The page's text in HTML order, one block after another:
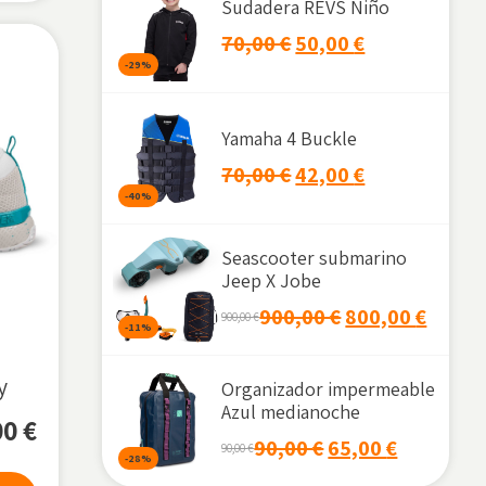
€
Hombre
Niño
Unisex
Hinchables Arrastrables
2P
3P
4P
Moto de agua
Fundas
Barco
Filtros
Yamaha
Yamalube
DISPONIBILIDAD
En stock
PROMOCIONES
Solo productos en oferta
ORDENAR POR
-29%
Sudadera REVS Niño
70,00€50,00€
-40%
Yamaha 4 Buckle
70,00€42,00€
-11%
Seascooter submarino
Jeep X Jobe
900,00€900,00€800,00€
-28%
Organizador impermeable
Azul medianoche
90,00€90,00€65,00€